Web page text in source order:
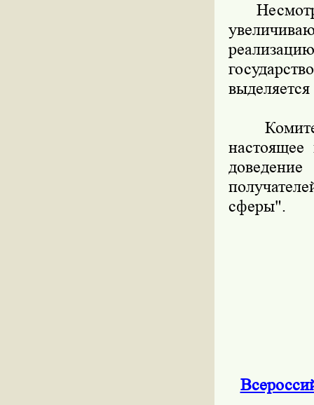
Комитет
настоящее
сферы".